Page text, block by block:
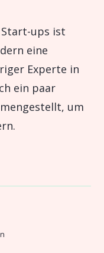
ups ist
eine
Experte in
ein paar
um